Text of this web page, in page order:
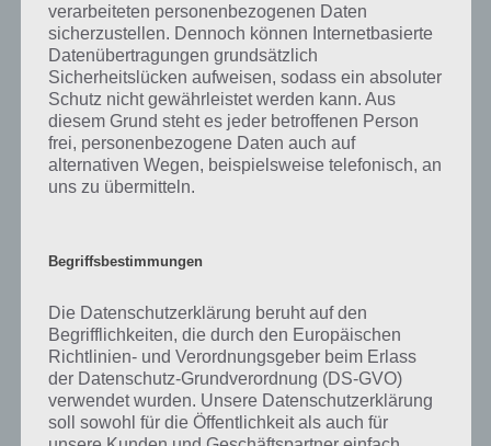
Gesundheit erst mit Stufe 3 – Was tun?
Solltest du in TheoTown die Information bezüglich Gesundheit
bekommen, obwohl du noch nicht einmal auf Stufe 3 bist und so
auch keinen Arzt bauen kannst, dann schau mal auf die
Verschmutzung des Wassers. Auch wenn du es im Wohngebiet
errichtet hast, wird es durch den Verkehr verschmutzt. Entweder du
Wohngebiet und schon sinkt die Verschmutzung. Sorge lediglich
Sobald du dann Stufe 3 erreicht hast, kannst du dann auch das
Ärztehaus bauen.
TheoTown: Stadt aufbauen
verarbeiteten personenbezogenen Daten
sicherzustellen. Dennoch können Internetbasierte
Datenübertragungen grundsätzlich
Sicherheitslücken aufweisen, sodass ein absoluter
Schutz nicht gewährleistet werden kann. Aus
diesem Grund steht es jeder betroffenen Person
frei, personenbezogene Daten auch auf
alternativen Wegen, beispielsweise telefonisch, an
uns zu übermitteln.
Begriffsbestimmungen
Die Datenschutzerklärung beruht auf den
Begrifflichkeiten, die durch den Europäischen
Richtlinien- und Verordnungsgeber beim Erlass
der Datenschutz-Grundverordnung (DS-GVO)
verwendet wurden. Unsere Datenschutzerklärung
soll sowohl für die Öffentlichkeit als auch für